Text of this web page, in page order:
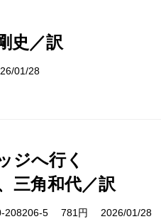
史／訳
01/28
ジへ行く
三角和代／訳
208206-5 781円 2026/01/28